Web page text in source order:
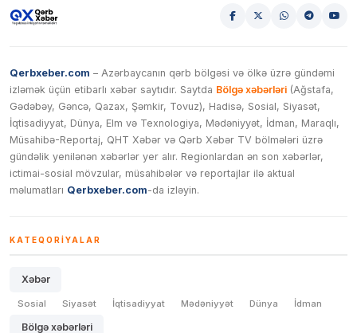
Qerbxeber.com – Azərbaycanın qərb bölgəsi və ölkə üzrə gündəmi
izləmək üçün etibarlı xəbər saytıdır. Saytda Bölgə xəbərləri (Ağstafa,
Gədəbəy, Gəncə, Qazax, Şəmkir, Tovuz), Hadisə, Sosial, Siyasət,
İqtisadiyyat, Dünya, Elm və Texnologiya, Mədəniyyət, İdman, Maraqlı,
Müsahibə-Reportaj, QHT Xəbər və Qərb Xəbər TV bölmələri üzrə
gündəlik yenilənən xəbərlər yer alır. Regionlardan ən son xəbərlər,
ictimai-sosial mövzular, müsahibələr və reportajlar ilə aktual
məlumatları Qerbxeber.com-da izləyin.
KATEQORIYALAR
Xəbər
Sosial Siyasət İqtisadiyyat Mədəniyyət Dünya İdman
Bölgə xəbərləri